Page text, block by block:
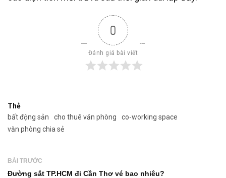
0
Đánh giá bài viết
Thẻ
bất động sản
cho thuê văn phòng
co-working space
văn phòng chia sẻ
BÀI TRƯỚC
Đường sắt TP.HCM đi Cần Thơ vé bao nhiêu?